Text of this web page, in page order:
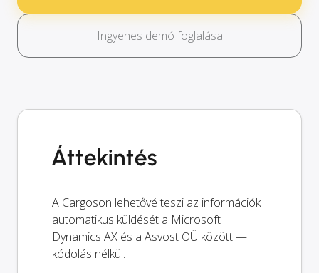
Ingyenes demó foglalása
Áttekintés
A Cargoson lehetővé teszi az információk
automatikus küldését a Microsoft
Dynamics AX és a Asvost OÜ között —
kódolás nélkül.